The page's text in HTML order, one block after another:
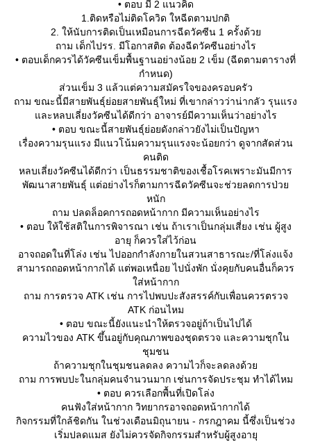
• ตอบ มี 2 แนวคิด
1.ติดหรือไม่ติดโควิด ใหฉีดตามปกติ
2. ให้นับการติดเป็นเหมือนการฉีดวัคซีน 1 ครั้งด้ว
ถาม เด็กไปรร. มีโอกาสติด ต้องฉีดวัคซีนอย่างไร
• ตอบเด็กควรได้วัคซีนเข็มพื้นฐานอย่างน้อย 2 เข็ม (ฉีดตามตารางที่
กำหนด)
ส่วนเข็ม 3 แล้วแต่ความสมัครใจของครอบครัว
ถาม ขณะนี้มีสายพันธุ์ย่อยสายพันธุ์ใหม่ ที่เขากล่าวว่าน่ากลัว รุนแรง
ละหลบเลี่ยงวัคซีนได้ดีกว่า อาจารย์มีความเห็นว่าอย่างไร
• ตอบ ขณะนี้สายพันธุ์ย่อยดังกล่าวยังไม่เป็นปัญหา
เรื่องความรุนแรง มีแนวโน้มความรุนแรงจะน้อยกว่า ดูจากสัดส่วน
คนติด
หลบเลี่ยงวัคซีนได้ดีกว่า เป็นธรรมชาติของเชื้อโรคเพราะมันมีการ
พัฒนาสายพันธุ์ แต่อย่างไรก็ตามการฉีดวัคซีนจะช่วยลดการป่ว
หนัก
ถาม ปลดล็อคการถอดหน้ากาก มีความเห็นอย่างไร
• ตอบ ให้ใช้สติในการพิจารณา เช่น ถ้าเราเป็นกลุ่มเสี่ยง เช่น ผู้สูง
อายุ ก็ควรใส่ไว้ก่อน
อาจถอดในที่โล่ง เช่น ไปออกกำลังกายในสวนสาธารณะ/ที่โล่งแจ้ง
สามารถถอดหน้ากากได้ แต่พอเหนื่อย ไปนั่งพัก นั่งคุยกับคนอื่นก็ควร
ส่หน้ากาก
ถาม การตรวจ ATK เช่น การไปพบปะสังสรรค์กับเพื่อนควรตรวจ
ATK ก่อนไหม
• ตอบ ขณะนี้ยังแนะนำให้ตรวจอยู่ถ้าเป็นไปได้
ความไวของ ATK ขึ้นอยู่กับคุณภาพของชุดตรวจ และความชุกใน
ชุมชน
ถ้าความชุกในชุมชนลดลง ความไวก็จะลดลงด้ว
ถาม การพบปะในกลุ่มคนจำนวนมาก เช่นการจัดประชุม ทำได้ไหม
• ตอบ ควรเลือกพื้นที่เปิดโล่ง
คนฟังใส่หน้ากาก วิทยากรอาจถอดหน้ากากได้
กิจกรรมที่ใกล้ชิดกัน ในช่วงเดือนมิถุนายน - กรกฎาคม นี้ซึ่งเป็นช่วง
เริ่มปลดแมส ยังไม่ควรจัดกิจกรรมสำหรับผู้สูงอายุ